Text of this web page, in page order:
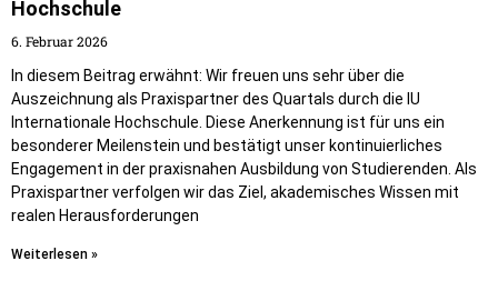
Hochschule
6. Februar 2026
In diesem Beitrag erwähnt: Wir freuen uns sehr über die
Auszeichnung als Praxispartner des Quartals durch die IU
Internationale Hochschule. Diese Anerkennung ist für uns ein
besonderer Meilenstein und bestätigt unser kontinuierliches
Engagement in der praxisnahen Ausbildung von Studierenden. Als
Praxispartner verfolgen wir das Ziel, akademisches Wissen mit
realen Herausforderungen
Weiterlesen »